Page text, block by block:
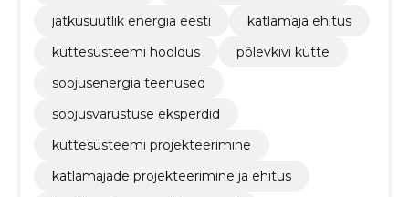
jätkusuutlik energia eesti
katlamaja ehitus
küttesüsteemi hooldus
põlevkivi kütte
soojusenergia teenused
soojusvarustuse eksperdid
küttesüsteemi projekteerimine
katlamajade projekteerimine ja ehitus